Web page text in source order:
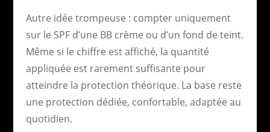
Autre idée trompeuse : compter uniquement
sur le SPF d’une BB crème ou d’un fond de teint.
Même si le chiffre est affiché, la quantité
appliquée est rarement suffisante pour
atteindre la protection théorique. La base reste
une protection dédiée, confortable, adaptée au
quotidien.